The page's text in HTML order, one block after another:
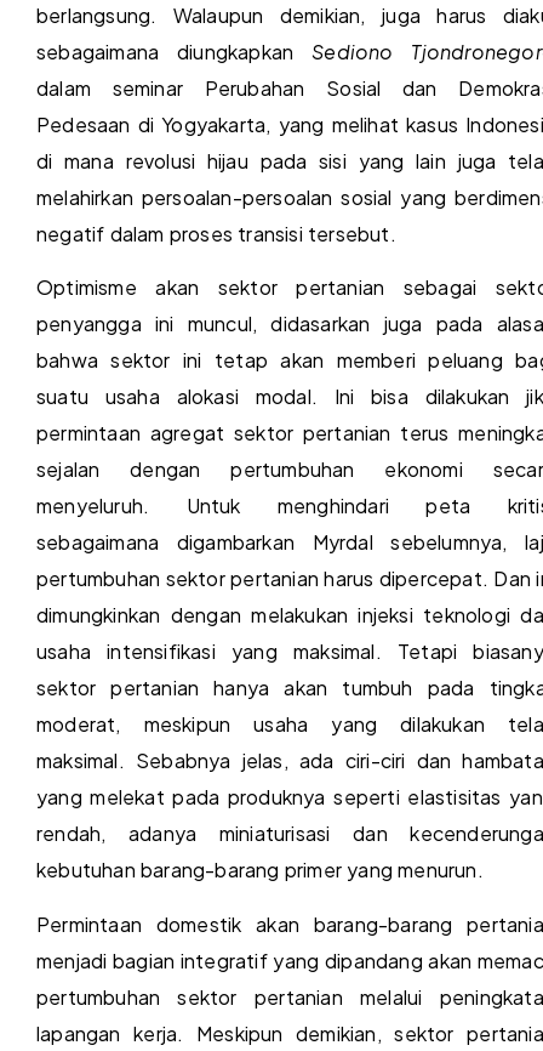
berlangsung. Walaupun demikian, juga harus
sebagaimana diungkapkan Sediono
dalam seminar Perubahan Sosial dan
Pedesaan di Yogyakarta, yang melihat kasus
di mana revolusi hijau pada sisi yang lain juga
melahirkan persoalan-persoalan sosial yang
negatif dalam proses transisi tersebut.
Optimisme akan sektor pertanian sebagai
penyangga ini muncul, didasarkan juga pada
bahwa sektor ini tetap akan memberi peluang
suatu usaha alokasi modal. Ini bisa dilakukan
permintaan agregat sektor pertanian terus
sejalan dengan pertumbuhan ekonomi
menyeluruh. Untuk menghindari peta
sebagaimana digambarkan Myrdal sebelumnya,
pertumbuhan sektor pertanian harus dipercepat. Dan
dimungkinkan dengan melakukan injeksi teknologi
usaha intensifikasi yang maksimal. Tetapi
sektor pertanian hanya akan tumbuh pada
moderat, meskipun usaha yang dilakukan
maksimal. Sebabnya jelas, ada ciri-ciri dan
yang melekat pada produknya seperti elastisitas
rendah, adanya miniaturisasi dan
kebutuhan barang-barang primer yang menurun.
Permintaan domestik akan barang-barang
menjadi bagian integratif yang dipandang akan
pertumbuhan sektor pertanian melalui
lapangan kerja. Meskipun demikian, sektor